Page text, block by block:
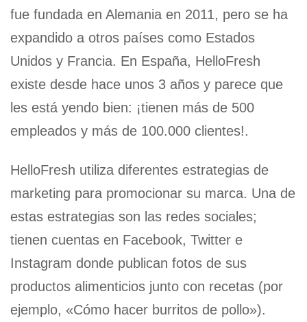
fue fundada en Alemania en 2011, pero se ha
expandido a otros países como Estados
Unidos y Francia. En España, HelloFresh
existe desde hace unos 3 años y parece que
les está yendo bien: ¡tienen más de 500
empleados y más de 100.000 clientes!.
HelloFresh utiliza diferentes estrategias de
marketing para promocionar su marca. Una de
estas estrategias son las redes sociales;
tienen cuentas en Facebook, Twitter e
Instagram donde publican fotos de sus
productos alimenticios junto con recetas (por
ejemplo, «Cómo hacer burritos de pollo»).